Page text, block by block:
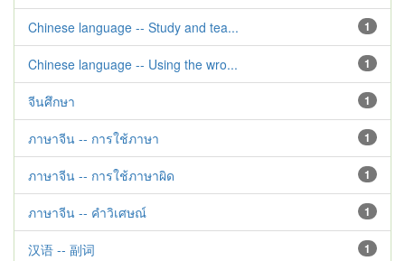
1
Chinese language -- Study and tea...
1
Chinese language -- Using the wro...
1
จีนศึกษา
1
ภาษาจีน -- การใช้ภาษา
1
ภาษาจีน -- การใช้ภาษาผิด
1
ภาษาจีน -- คำวิเศษณ์
1
汉语 -- 副词